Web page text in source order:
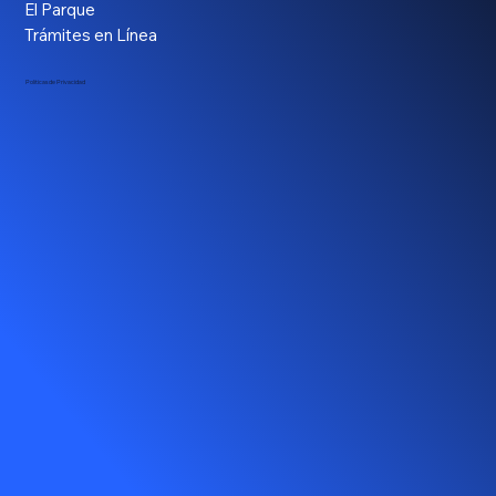
El Parque
Trámites en Línea
Políticas de Privacidad